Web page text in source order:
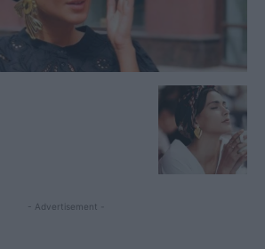
- Advertisement -